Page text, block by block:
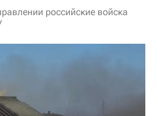
российские войска